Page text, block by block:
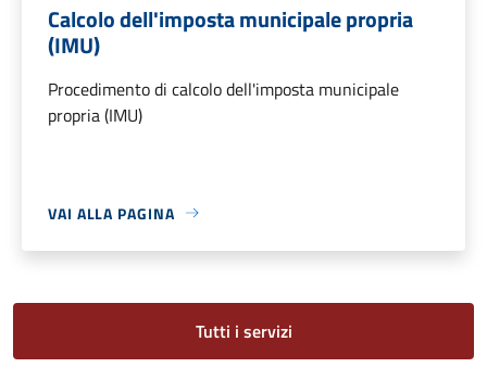
Calcolo dell'imposta municipale propria
(IMU)
Procedimento di calcolo dell'imposta municipale
propria (IMU)
VAI ALLA PAGINA
Tutti i servizi